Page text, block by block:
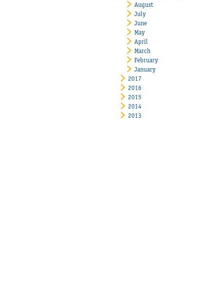
August
July
June
May
April
March
February
January
2017
2016
2015
2014
2013